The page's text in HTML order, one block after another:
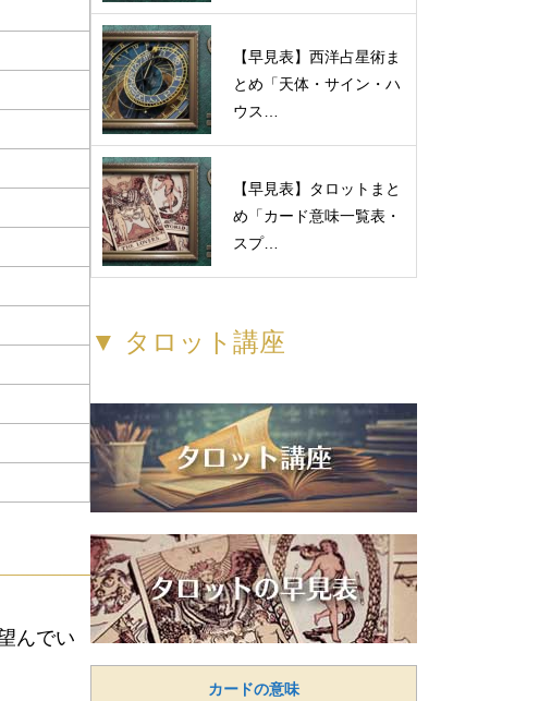
んでい
【早見表】西洋占星術ま
とめ「天体・サイン・ハ
ウス…
【早見表】タロットまと
め「カード意味一覧表・
スプ…
▼ タロット講座
カードの意味